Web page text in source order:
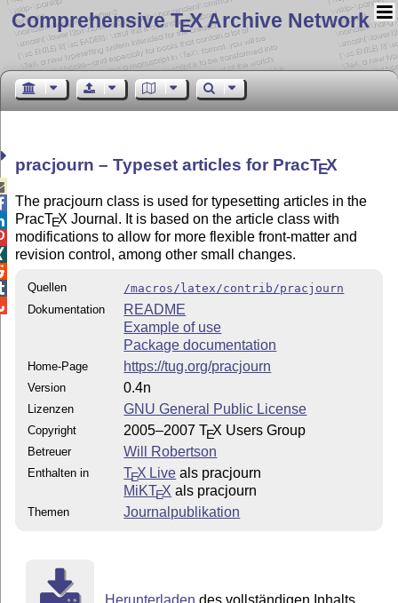
Comprehensive TEX Archive Network
pracjourn – Typeset articles for PracTEX
The pracjourn class is used for typesetting articles in the
PracTEX Journal. It is based on the article class with
modifications to allow for more flexible front-matter and
revision control, among other small changes.
Quellen
/macros/latex/contrib/pracjourn
Dokumentation
README
Example of use
Package documentation
Home-Page https://tug.org/pracjourn
Version 0.4n
Lizenzen GNU General Public License
Copyright 2005–2007TEX Users Group
Betreuer Will Robertson
Enthalten in TEX Live als pracjourn
MiKTEX als pracjourn
Themen Journalpublikation